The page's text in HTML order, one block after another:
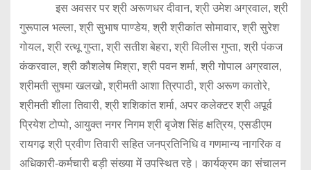
इस अवसर पर श्री अरूणधर दीवान, श्री उमेश अग्रवाल, श्री
गुरूपाल भल्ला, श्री सुभाष पाण्डेय, श्री श्रीकांत सोमावार, श्री सुरेश
गोयल, श्री रत्थू गुप्ता, श्री सतीश बेहरा, श्री विलीस गुप्ता, श्री पंकज
कंकरवाल, श्री कौशलेष मिश्रा, श्री पवन शर्मा, श्री गोपाल अग्रवाल,
श्रीमती सुषमा खलखो, श्रीमती आशा त्रिपाठी, श्री अरूण कातोरे,
श्रीमती शीला तिवारी, श्री शशिकांत शर्मा, अपर कलेक्टर श्री अपूर्व
प्रियेश टोप्पो, आयुक्त नगर निगम श्री बृजेश सिंह क्षत्रिय, एसडीएम
रायगढ़ श्री प्रवीण तिवारी सहित जनप्रतिनिधि व गणमान्य नागरिक व
अधिकारी-कर्मचारी बड़ी संख्या में उपस्थित रहे। कार्यक्रम का संचालन